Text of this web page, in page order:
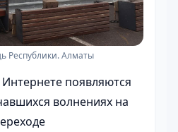
Республики. Алматы
появляются
волнениях на